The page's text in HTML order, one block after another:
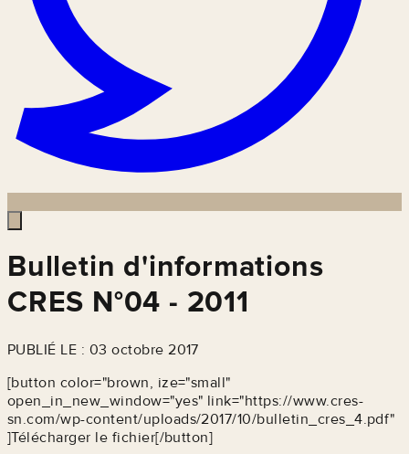
Bulletin d'informations
CRES N°04 - 2011
PUBLIÉ LE : 03 octobre 2017
[button color="brown, ize="small"
open_in_new_window="yes" link="https://www.cres-
sn.com/wp-content/uploads/2017/10/bulletin_cres_4.pdf"
]Télécharger le fichier[/button]